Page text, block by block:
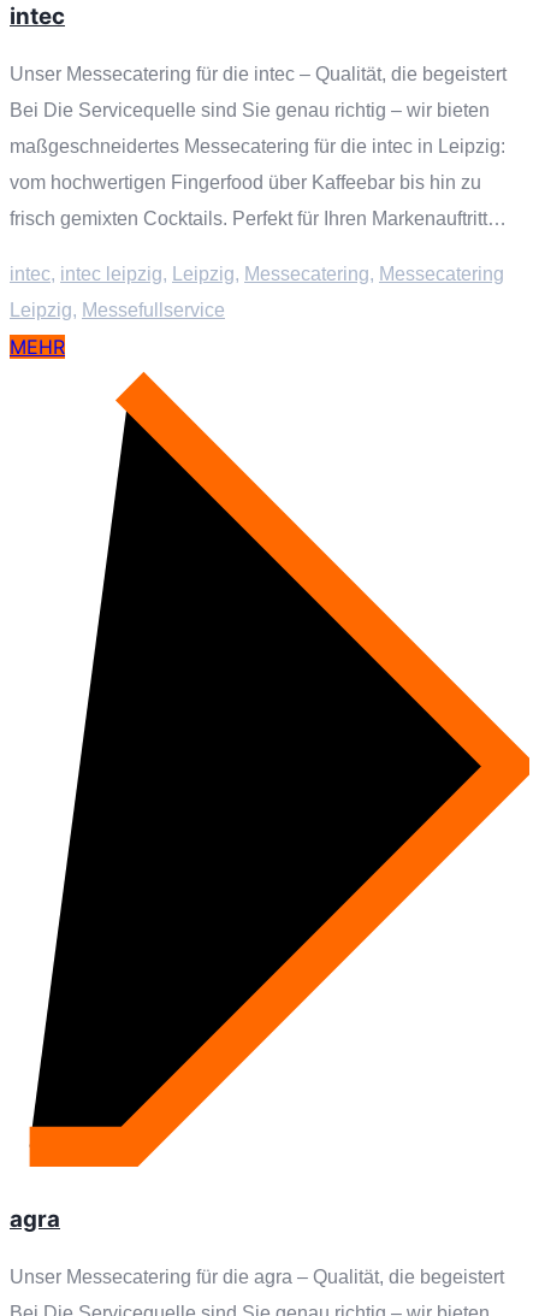
intec
Unser Messecatering für die intec – Qualität, die begeistert
Bei Die Servicequelle sind Sie genau richtig – wir bieten
maßgeschneidertes Messecatering für die intec in Leipzig:
vom hochwertigen Fingerfood über Kaffeebar bis hin zu
frisch gemixten Cocktails. Perfekt für Ihren Markenauftritt…
intec, intec leipzig, Leipzig, Messecatering, Messecatering
Leipzig, Messefullservice
MEHR
agra
Unser Messecatering für die agra – Qualität, die begeistert